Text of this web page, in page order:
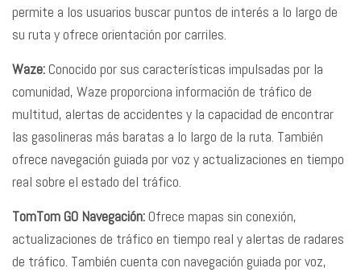
permite a los usuarios buscar puntos de interés a lo largo de
su ruta y ofrece orientación por carriles.
Waze: Conocido por sus características impulsadas por la
comunidad, Waze proporciona información de tráfico de
multitud, alertas de accidentes y la capacidad de encontrar
las gasolineras más baratas a lo largo de la ruta. También
ofrece navegación guiada por voz y actualizaciones en tiempo
real sobre el estado del tráfico.
TomTom GO Navegación: Ofrece mapas sin conexión,
actualizaciones de tráfico en tiempo real y alertas de radares
de tráfico. También cuenta con navegación guiada por voz,